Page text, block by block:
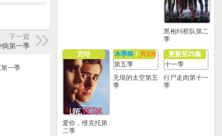
黑袍纠察队第二
季
完结
爱你，维克托第
二季
本季终/ 共10集
无垠的太空第五
季
更新至25集
行尸走肉第十一
季
下一篇
病第一季